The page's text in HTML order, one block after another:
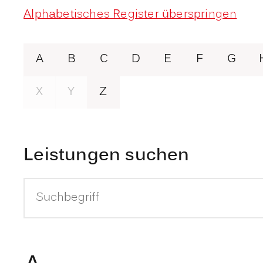
Alphabetisches Register überspringen
A B C D E F G
X
Y Z
Leistungen suchen